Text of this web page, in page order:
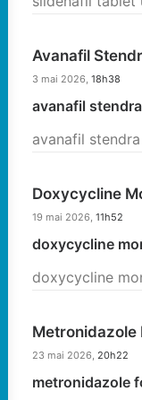
Avanafil
3 mai 2026, 18h38
avanafil
avanafil
Doxycycline
19 mai 2026, 11h52
doxycycline
doxycycline
Metronidazole
23 mai 2026, 20h22
metronidazole